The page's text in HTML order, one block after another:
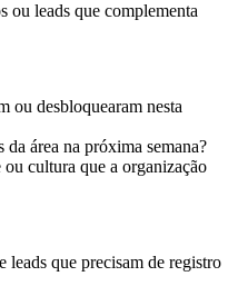
ou leads que complementa
ou desbloquearam nesta
da área na próxima semana?
ou cultura que a organização
leads que precisam de registro